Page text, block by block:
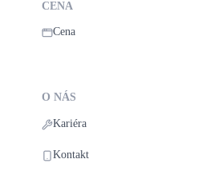
CENA
Cena
O NÁS
Kariéra
Kontakt